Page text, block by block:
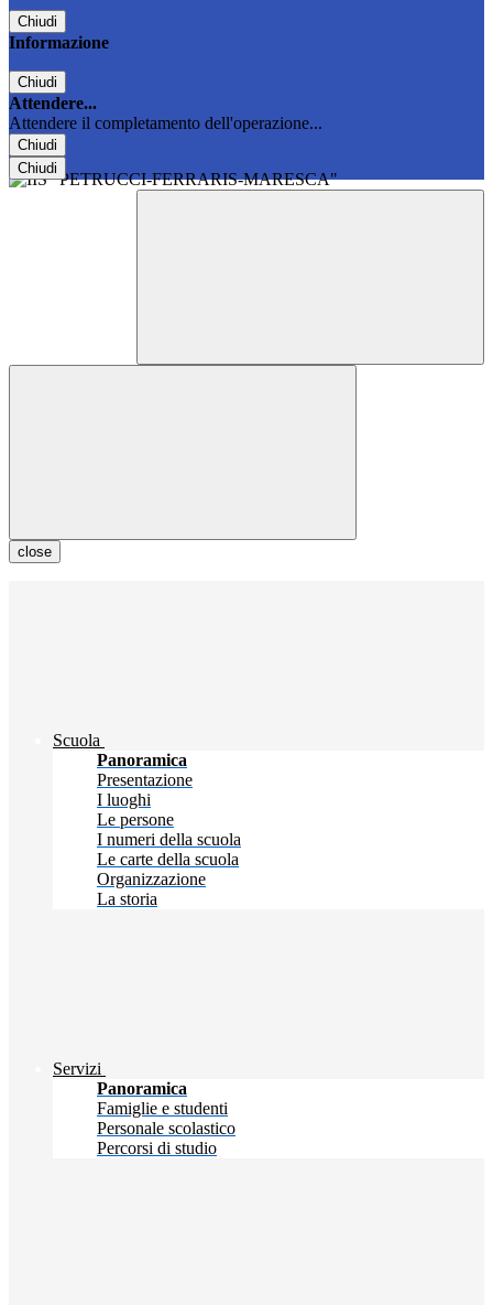
Chiudi
Informazione
Chiudi
Attendere...
Attendere il completamento dell'operazione...
Chiudi
Chiudi
close
Scuola
Panoramica
Presentazione
I luoghi
Le persone
I numeri della scuola
Le carte della scuola
Organizzazione
La storia
Servizi
Panoramica
Famiglie e studenti
Personale scolastico
Percorsi di studio